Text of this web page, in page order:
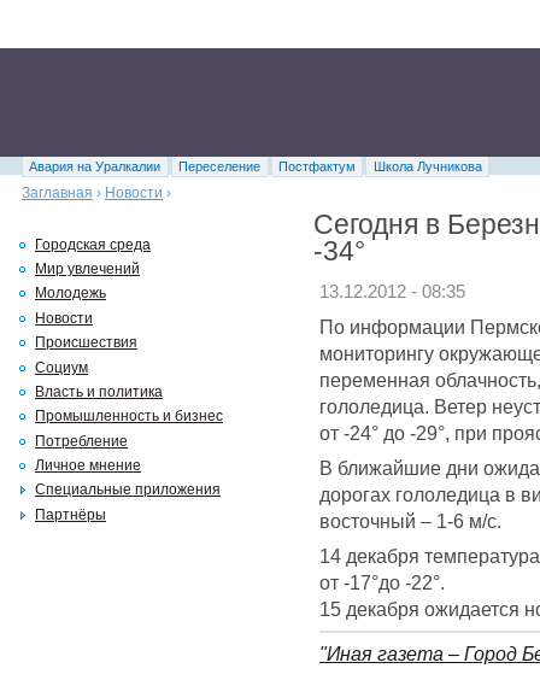
Авария на Уралкалии Переселение Постфактум
Школа Лучникова
Заглавная › Новости ›
Сегодня в
-34°
13.12.2012 - 08:35
По информации
мониторингу
переменная
гололедица. Ветер
от -24° до -29°, при
В ближайшие дни
дорогах гололедица в
восточный – 1-6 м/с.
14 декабря
от -17°до -22°.
15 декабря ожидается
"Иная газета – Город
Городская среда
Мир увлечений
Молодежь
Новости
Происшествия
Социум
Власть и политика
Промышленность и бизнес
Потребление
Личное мнение
Специальные приложения
Партнёры